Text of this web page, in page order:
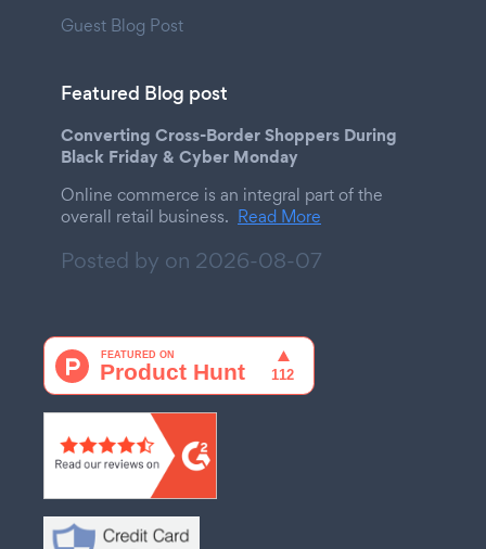
Guest Blog Post
Featured Blog post
Converting Cross-Border Shoppers During
Black Friday & Cyber Monday
Online commerce is an integral part of the
overall retail business. Read More
Posted by on 2026-08-07